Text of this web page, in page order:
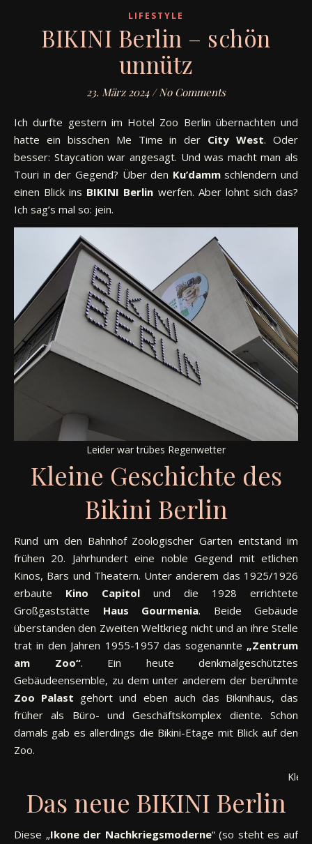
LIFESTYLE
BIKINI Berlin – schön
unnütz
23. März 2024 / No Comments
Ich durfte gestern im Hotel Zoo Berlin übernachten und
hatte ein bisschen Me Time in der City West. Oder
besser: Staycation war angesagt. Und was macht man als
Touri in der Gegend? Über den Ku’dammschlendern und
einen Blick ins BIKINI Berlin werfen. Aber lohnt sich das?
Ich sag’s mal so: jein.
Leider war trübes Regenwetter
Kleine Geschichte des
Bikini Berlin
Rund um den Bahnhof Zoologischer Garten entstand im
frühen 20. Jahrhundert eine noble Gegend mit etlichen
Kinos, Bars und Theatern. Unter anderem das 1925/1926
erbaute Kino Capitol und die 1928 errichtete
Großgaststätte Haus Gourmenia. Beide Gebäude
überstanden den Zweiten Weltkrieg nicht und an ihre Stelle
trat in den Jahren 1955-1957 das sogenannte „Zentrum
am Zoo“. Ein heute denkmalgeschütztes
Gebäudeensemble, zu dem unter anderem der berühmte
Zoo Palast gehört und eben auch das Bikinihaus, das
früher als Büro- und Geschäftskomplex diente. Schon
damals gab es allerdings die Bikini-Etage mit Blick auf den
Zoo.
Das neue BIKINI Berlin
Diese „Ikone der Nachkriegsmoderne“ (so steht es auf